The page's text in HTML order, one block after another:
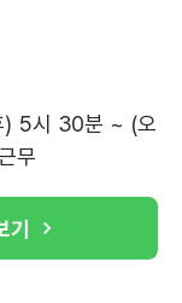
) 5시 30분 ~ (오
무
기